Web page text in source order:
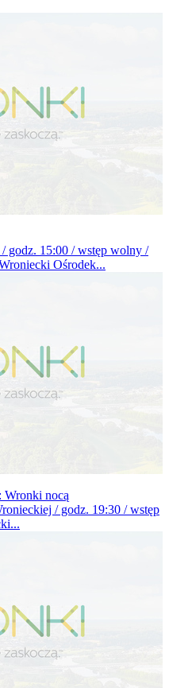
godz. 15:00 / wstęp wolny /
Ośrodek...
Wronki nocą
/ godz. 19:30 / wstęp